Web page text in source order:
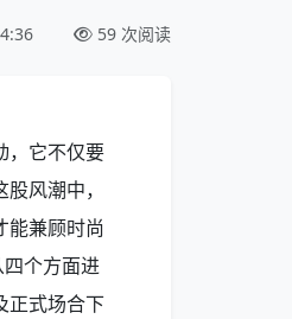
59 次阅读
，它不仅要
风潮中，
能兼顾时尚
个方面进
正式场合下